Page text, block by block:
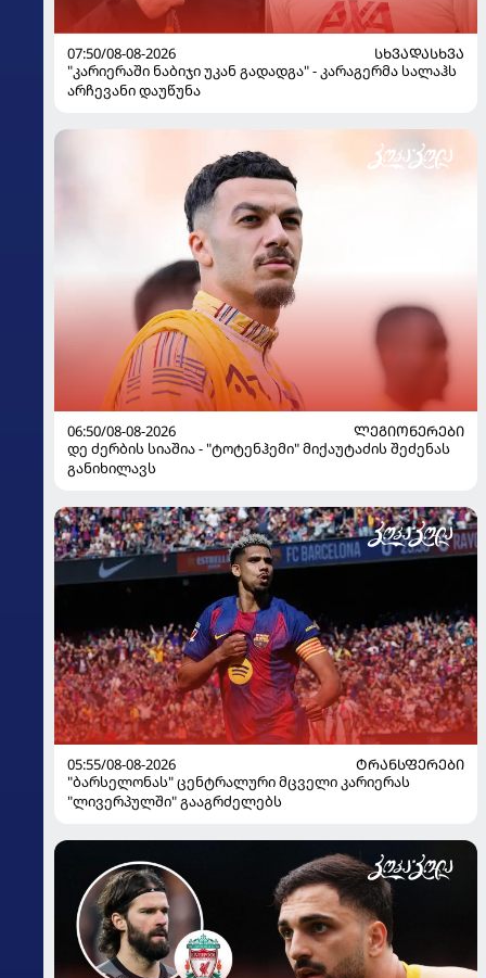
07:50/08-08-2026
ᲡᲮᲕᲐᲓᲐᲡᲮᲕᲐ
"კარიერაში ნაბიჯი უკან გადადგა" - კარაგერმა სალაჰს
არჩევანი დაუწუნა
06:50/08-08-2026
ᲚᲔᲒᲘᲝᲜᲔᲠᲔᲑᲘ
დე ძერბის სიაშია - "ტოტენჰემი" მიქაუტაძის შეძენას
განიხილავს
05:55/08-08-2026
ᲢᲠᲐᲜᲡᲤᲔᲠᲔᲑᲘ
"ბარსელონას" ცენტრალური მცველი კარიერას
"ლივერპულში" გააგრძელებს